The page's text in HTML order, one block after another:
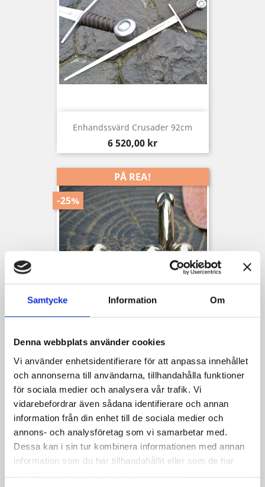
Samtycke Information Om
Denna webbplats använder cookies
Vi använder enhetsidentifierare för att anpassa innehållet
och annonserna till användarna, tillhandahålla funktioner
för sociala medier och analysera vår trafik. Vi
vidarebefordrar även sådana identifierare och annan
information från din enhet till de sociala medier och
annons- och analysföretag som vi samarbetar med.
Dessa kan i sin tur kombinera informationen med annan
information som du har tillhandahållit eller som de har
samlat in när du har använt deras tjänster.
Enhandssvärd Crusader 92cm
Pris
6 520,00 kr
Baspris
229,00 kr
-25%
Pris
171,75 kr
PÅ REA!